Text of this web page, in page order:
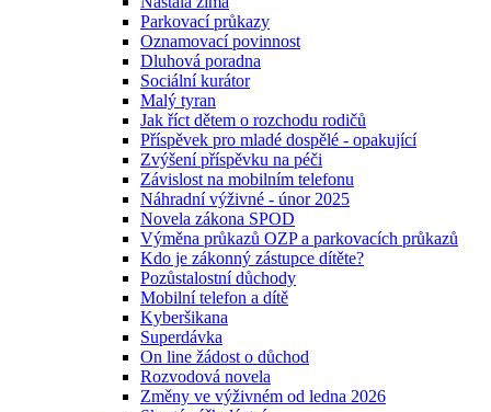
Parkovací průkazy
Oznamovací povinnost
Dluhová poradna
Sociální kurátor
Malý tyran
Jak říct dětem o rozchodu rodičů
Příspěvek pro mladé dospělé - opakující
Zvýšení příspěvku na péči
Závislost na mobilním telefonu
Náhradní výživné - únor 2025
Novela zákona SPOD
Výměna průkazů OZP a parkovacích průkazů
Kdo je zákonný zástupce dítěte?
Pozůstalostní důchody
Mobilní telefon a dítě
Kyberšikana
Superdávka
On line žádost o důchod
Rozvodová novela
Změny ve výživném od ledna 2026